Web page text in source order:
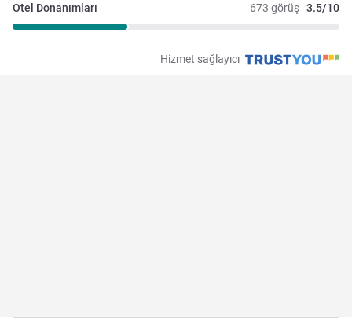
673 görüş 3.5/10
Otel Donanımları
Hizmet sağlayıcı